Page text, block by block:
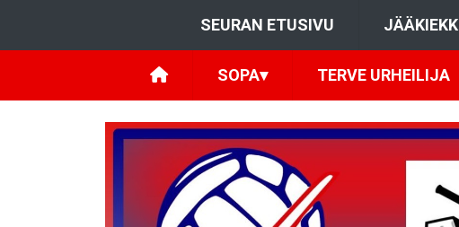
SEURAN ETUSIVU
SOPA▾ TERVE URHEILIJA